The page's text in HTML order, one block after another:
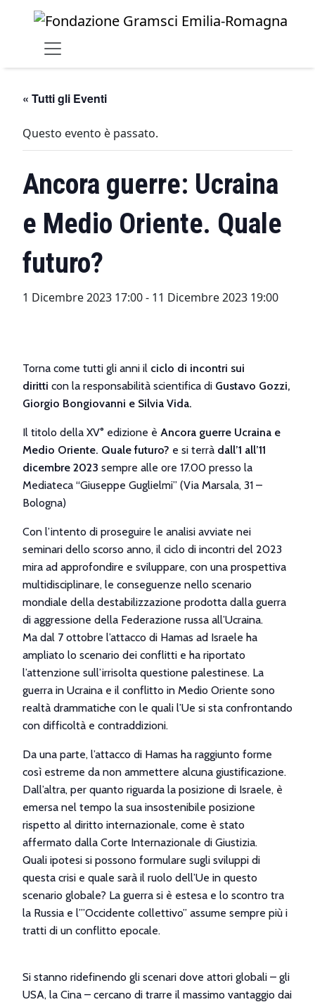
Skip to main content
« Tutti gli Eventi
Questo evento è passato.
Ancora guerre: Ucraina
e Medio Oriente. Quale
futuro?
1 Dicembre 2023 17:00- 11 Dicembre 2023 19:00
Torna come tutti gli anni il ciclo di incontri sui
diritti con la responsabilità scientifica di Gustavo Gozzi,
Giorgio Bongiovanni e Silvia Vida.
Il titolo della XV° edizione è Ancora guerre Ucraina e
Medio Oriente. Quale futuro? e si terrà dall’1 all’11
dicembre 2023 sempre alle ore 17.00 presso la
Mediateca “Giuseppe Guglielmi” (Via Marsala, 31 –
Bologna)
Con l’intento di proseguire le analisi avviate nei
seminari dello scorso anno, il ciclo di incontri del 2023
mira ad approfondire e sviluppare, con una prospettiva
multidisciplinare, le conseguenze nello scenario
mondiale della destabilizzazione prodotta dalla guerra
di aggressione della Federazione russa all’Ucraina.
Ma dal 7 ottobre l’attacco di Hamas ad Israele ha
ampliato lo scenario dei conflitti e ha riportato
l’attenzione sull’irrisolta questione palestinese. La
guerra in Ucraina e il conflitto in Medio Oriente sono
realtà drammatiche con le quali l’Ue si sta confrontando
con difficoltà e contraddizioni.
Da una parte, l’attacco di Hamas ha raggiunto forme
così estreme da non ammettere alcuna giustificazione.
Dall’altra, per quanto riguarda la posizione di Israele, è
emersa nel tempo la sua insostenibile posizione
rispetto al diritto internazionale, come è stato
affermato dalla Corte Internazionale di Giustizia.
Quali ipotesi si possono formulare sugli sviluppi di
questa crisi e quale sarà il ruolo dell’Ue in questo
scenario globale? La guerra si è estesa e lo scontro tra
la Russia e l’”Occidente collettivo” assume sempre più i
tratti di un conflitto epocale.
Si stanno ridefinendo gli scenari dove attori globali – gli
USA, la Cina – cercano di trarre il massimo vantaggio dai